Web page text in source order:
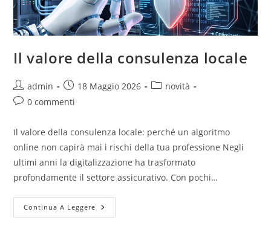
Il valore della consulenza locale
admin 18 Maggio 2026
novità
0 commenti
Il valore della consulenza locale: perché un algoritmo
online non capirà mai i rischi della tua professione Negli
ultimi anni la digitalizzazione ha trasformato
profondamente il settore assicurativo. Con pochi…
Continua A Leggere